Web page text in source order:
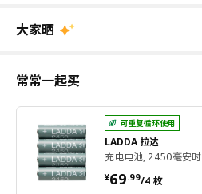
大家晒
常常一起买
可重复循环使用
LADDA 拉达
充电电池, 2450毫安时
¥69.99/4 枚
¥ 69.99/4 枚